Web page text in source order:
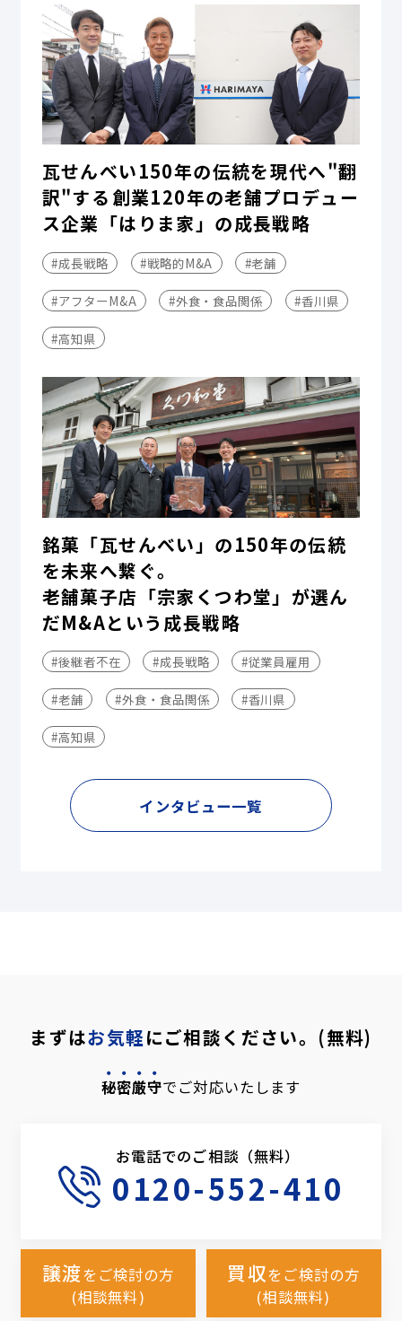
瓦せんべい150年の伝統を現代へ"翻
訳"する――創業120年の老舗プロデュー
ス企業「はりま家」の成長戦略
#成長戦略 #戦略的M&A #老舗
#アフターM&A #外食・食品関係 #香川県
#高知県
銘菓「瓦せんべい」の150年の伝統
を未来へ繋ぐ。
老舗菓子店「宗家くつわ堂」が選ん
だM&Aという成長戦略
#後継者不在 #成長戦略 #従業員雇用
#老舗 #外食・食品関係 #香川県
#高知県
インタビュー一覧
まずはお気軽にご相談ください。(無料)
秘密厳守でご対応いたします
お電話でのご相談（無料）
0120-552-410
譲渡をご検討の方
(相談無料)
買収をご検討の方
(相談無料)